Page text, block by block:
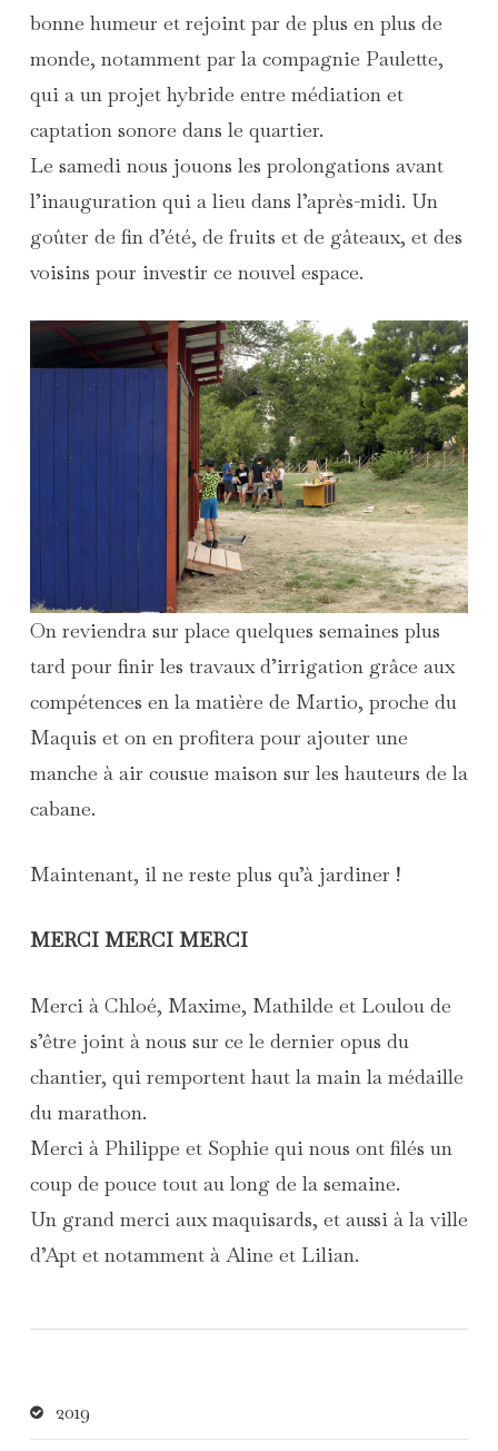
bonne humeur et rejoint par de plus en plus de
monde, notamment par la compagnie Paulette,
qui a un projet hybride entre médiation et
captation sonore dans le quartier.
Le samedi nous jouons les prolongations avant
l’inauguration qui a lieu dans l’après-midi. Un
goûter de fin d’été, de fruits et de gâteaux, et des
voisins pour investir ce nouvel espace.
On reviendra sur place quelques semaines plus
tard pour finir les travaux d’irrigation grâce aux
compétences en la matière de Martio, proche du
Maquis et on en profitera pour ajouter une
manche à air cousue maison sur les hauteurs de la
cabane.
Maintenant, il ne reste plus qu’à jardiner !
MERCI MERCI MERCI
Merci à Chloé, Maxime, Mathilde et Loulou de
s’être joint à nous sur ce le dernier opus du
chantier, qui remportent haut la main la médaille
du marathon.
Merci à Philippe et Sophie qui nous ont filés un
coup de pouce tout au long de la semaine.
Un grand merci aux maquisards, et aussi à la ville
d’Apt et notamment à Aline et Lilian.
2019